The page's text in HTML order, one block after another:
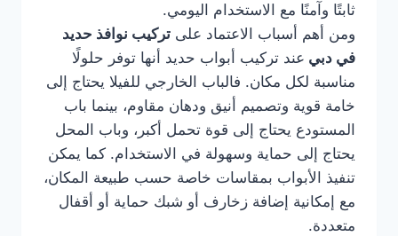
ثابتًا وآمنًا مع الاستخدام اليومي.
ومن أهم أسباب الاعتماد على تركيب نوافذ حديد
في دبي عند تركيب أبواب حديد أنها توفر حلولًا
مناسبة لكل مكان. فالباب الخارجي للفيلا يحتاج إلى
خامة قوية وتصميم أنيق ودهان مقاوم، بينما باب
المستودع يحتاج إلى قوة تحمل أكبر، وباب المحل
يحتاج إلى حماية وسهولة في الاستخدام. كما يمكن
تنفيذ الأبواب بمقاسات خاصة حسب طبيعة المكان،
مع إمكانية إضافة زخارف أو شبك حماية أو أقفال
متعددة.